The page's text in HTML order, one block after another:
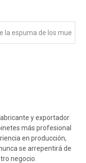
la espuma de los mue
y exportador
más profesional
en producción,
se arrepentirá de
negocio.